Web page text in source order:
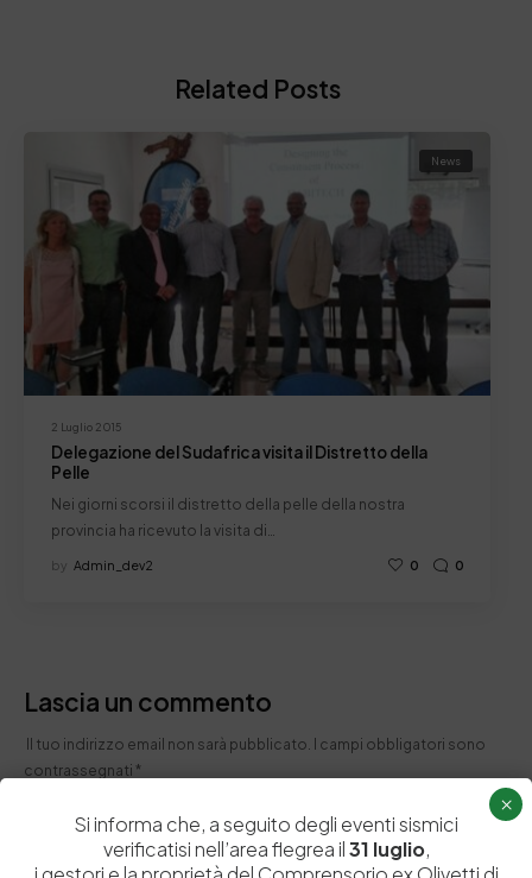
Related Posts
2 Luglio 2015
News
Delegazione del Sudafrica visita il Distretto della
Pelle
Nei giorni scorsi il distretto della pelle della nostra
provincia ha ricevuto la visita di…
by Admin_dev2 0 0
Lascia un commento
Il tuo indirizzo email non sarà pubblicato. I campi obbligatori sono
contrassegnati *
Si informa che, a seguito degli eventi sismici
verificatisi nell’area flegrea il31 luglio,
×